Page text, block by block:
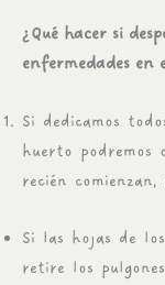
¿Qué hacer si
enfermedades en
Si dedicamos
huerto podremos
recién comienzan,
Si las hojas de
retire los pulgones